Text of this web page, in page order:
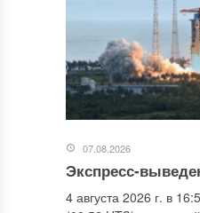
07.08.2026
Экспресс-
4 августа 2026 г. в